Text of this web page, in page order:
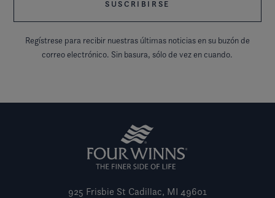
Regístrese para recibir nuestras últimas noticias en su buzón de
correo electrónico. Sin basura, sólo de vez en cuando.
925 Frisbie St Cadillac, MI 49601